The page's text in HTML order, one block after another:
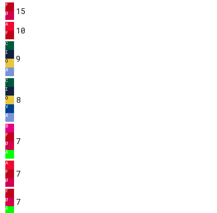
F
Ø
15
A
F
10
C
I
O
Æ
9
C
I
O
V
Æ
8
B
F
Ø
Å
7
A
F
Ø
7
F
Ø
Å
7